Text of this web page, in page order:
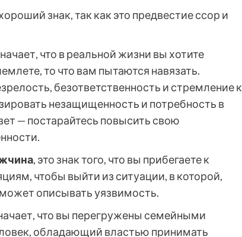
знак, так как это предвестие ссор и
что в реальной жизни вы хотите
то что вам пытаются навязать.
безответственность и стремление к
незащищенность и потребность в
— постарайтесь повысить свою
, это знак того, что вы прибегаете к
чтобы выйти из ситуации, в которой,
описывать уязвимость.
что вы перегружены семейными
обладающий властью принимать